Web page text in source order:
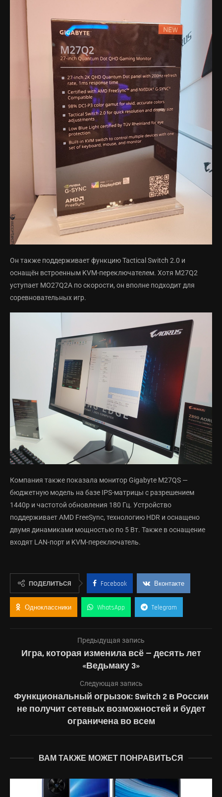
Он также поддерживает функцию Tactical Switch 2.0 и
оснащён встроенным KVM-переключателем. Хотя M27Q2
уступает MO27Q2A по скорости, он вполне подходит для
соревновательных игр.
Компания также показала монитор Gigabyte M27QS —
бюджетную модель на базе IPS-матрицы с разрешением
1440p и частотой обновления 180 Гц. Устройство
поддерживает AMD FreeSync, технологию HDR и оснащено
двумя динамиками мощностью по 5 Вт. Также в оснащение
входят LAN-порт и KVM-переключатель.
ПОДЕЛИТЬСЯ Facebook Вконтакте
Одноклассники WhatsApp Telegram
Предыдущая запись
Игра, которая изменила всё — десять лет
«Ведьмаку 3»
Следующая запись
Функциональный огрызок: Switch 2 в России
не получит сетевых возможностей и будет
ограничена во всем
ВАМ ТАКЖЕ МОЖЕТ ПОНРАВИТЬСЯ